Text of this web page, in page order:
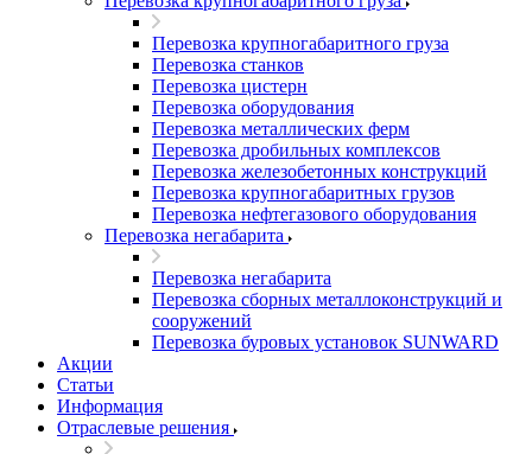
Перевозка крупногабаритного груза
Перевозка станков
Перевозка цистерн
Перевозка оборудования
Перевозка металлических ферм
Перевозка дробильных комплексов
Перевозка железобетонных конструкций
Перевозка крупногабаритных грузов
Перевозка нефтегазового оборудования
Перевозка негабарита
Перевозка негабарита
Перевозка сборных металлоконструкций и
сооружений
Перевозка буровых установок SUNWARD
Акции
Статьи
Информация
Отраслевые решения